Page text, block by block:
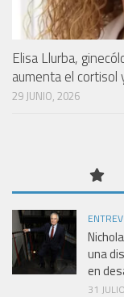
Elisa Llurba,
aumenta el cortisol
29 JUNIO, 2026
una
en
31